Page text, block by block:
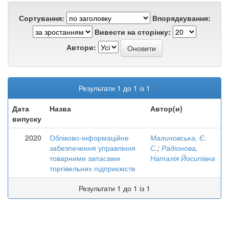
Сортування:
Впорядкування:
Вивести на сторінку:
Автори:
Результати 1 до 1 із 1
Дата
випуску
Назва Автор(и)
2020
Обліково-інформаційне
забезпечення управління
товарними запасами
торгівельних підприємств
Малиновська, Є.
С.; Радіонова,
Наталія Йосипівна
Результати 1 до 1 із 1